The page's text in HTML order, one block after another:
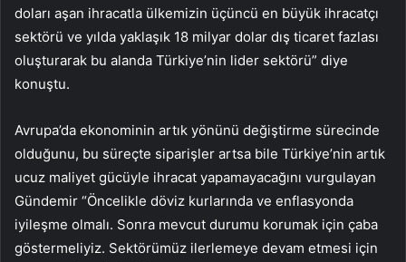
doları aşan ihracatla ülkemizin üçüncü en büyük ihracatçı
sektörü ve yılda yaklaşık 18 milyar dolar dış ticaret fazlası
oluşturarak bu alanda Türkiye’nin lider sektörü” diye
konuştu.
Avrupa’da ekonominin artık yönünü değiştirme sürecinde
olduğunu, bu süreçte siparişler artsa bile Türkiye’nin artık
ucuz maliyet gücüyle ihracat yapamayacağını vurgulayan
Gündemir “Öncelikle döviz kurlarında ve enflasyonda
iyileşme olmalı. Sonra mevcut durumu korumak için çaba
göstermeliyiz. Sektörümüz ilerlemeye devam etmesi için